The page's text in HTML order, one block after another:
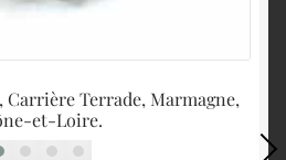
Terrade, Marmagne,
et-Loire.